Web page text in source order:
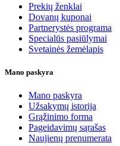
Prekių ženklai
Dovanų kuponai
Partnerystės programa
Specialūs pasiūlymai
Svetainės žemėlapis
Mano paskyra
Mano paskyra
Užsakymų istorija
Grąžinimo forma
Pageidavimų sąrašas
Naujienų prenumerata